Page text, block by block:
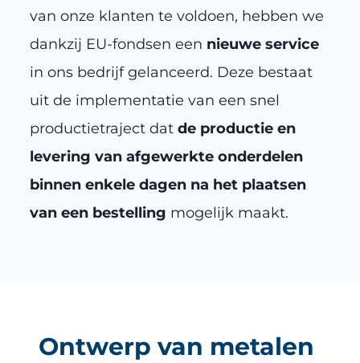
van onze klanten te voldoen, hebben we
dankzij EU-fondsen een nieuwe service
in ons bedrijf gelanceerd. Deze bestaat
uit de implementatie van een snel
productietraject dat de productie en
levering van afgewerkte onderdelen
binnen enkele dagen na het plaatsen
van een bestelling mogelijk maakt.
Ontwerp van metalen